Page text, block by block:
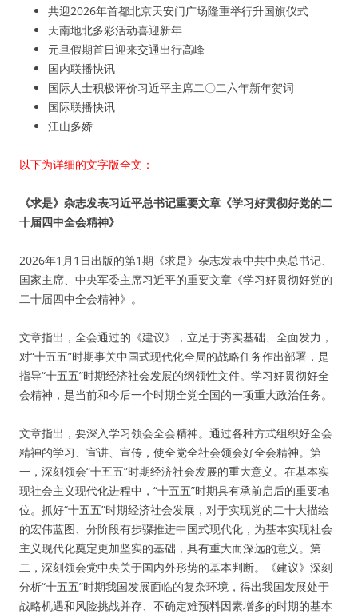
共迎2026年首都北京天安门广场隆重举行升国旗仪式
天南地北多彩活动喜迎新年
元旦假期首日迎来交通出行高峰
国内联播快讯
国际人士积极评价习近平主席二〇二六年新年贺词
国际联播快讯
江山多娇
以下为详细的文字版全文：
《求是》杂志发表习近平总书记重要文章《学习好贯彻好党的二
十届四中全会精神》
2026年1月1日出版的第1期《求是》杂志发表中共中央总书记、
国家主席、中央军委主席习近平的重要文章《学习好贯彻好党的
二十届四中全会精神》。
文章指出，全会通过的《建议》，立足于夯实基础、全面发力，
对“十五五”时期事关中国式现代化全局的战略任务作出部署，是
指导“十五五”时期经济社会发展的纲领性文件。学习好贯彻好全
会精神，是当前和今后一个时期全党全国的一项重大政治任务。
文章指出，要深入学习领会全会精神。通过各种方式组织好全会
精神的学习、宣讲、宣传，使全党全社会领会好全会精神。第
一，深刻领会“十五五”时期经济社会发展的重大意义。在基本实
现社会主义现代化进程中，“十五五”时期具有承前启后的重要地
位。抓好“十五五”时期经济社会发展，对于实现党的二十大描绘
的宏伟蓝图、分阶段有步骤推进中国式现代化，为基本实现社会
主义现代化奠定更加坚实的基础，具有重大而深远的意义。第
二，深刻领会党中央关于国内外形势的基本判断。《建议》深刻
分析“十五五”时期我国发展面临的复杂环境，得出我国发展处于
战略机遇和风险挑战并存、不确定难预料因素增多的时期的基本